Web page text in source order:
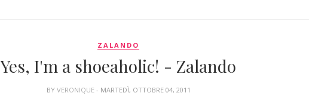
ZALANDO
Yes, I'm a shoeaholic! - Zalando
BY VERONIQUE - MARTEDÌ, OTTOBRE 04, 2011